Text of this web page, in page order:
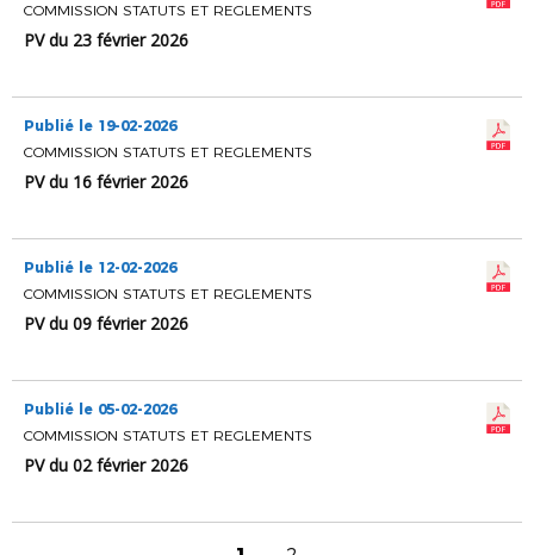
COMMISSION STATUTS ET REGLEMENTS
PV du 23 février 2026
Publié le 19-02-2026
COMMISSION STATUTS ET REGLEMENTS
PV du 16 février 2026
Publié le 12-02-2026
COMMISSION STATUTS ET REGLEMENTS
PV du 09 février 2026
Publié le 05-02-2026
COMMISSION STATUTS ET REGLEMENTS
PV du 02 février 2026